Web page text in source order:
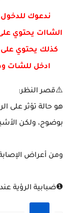
ندعوك
الشاات يحتوي
كذلك يحتوي
ادخل للشات
⚠️قصر النظر:
هو حالة تؤثر على
بوضوح، ولكن
ومن أعراض
❶ضبابية الرؤية